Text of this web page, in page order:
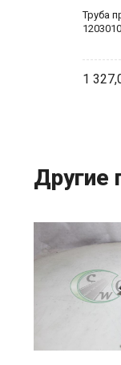
Труба
1
Другие